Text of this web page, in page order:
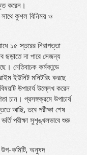
করেন।
সাথে কুশল বিনিময় ও
১৫ স্তরের নিরাপত্তা
ছড়াতে না পারে সেজন্য
নেতিবাচক কর্মকান্ডে
ইউনিট মনিটরিং করছে
উপাচার্য উল্লেখ করেন
চান। প্রসঙ্গক্রমে উপাচার্য
আছি, তবে পরীক্ষা শেষ
পরীক্ষা সুশৃঙ্খলভাবে শুরু
উপ-কমিটি, অনুষদ